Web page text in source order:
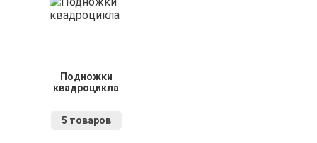
Подножки
квадроцикла
5 товаров